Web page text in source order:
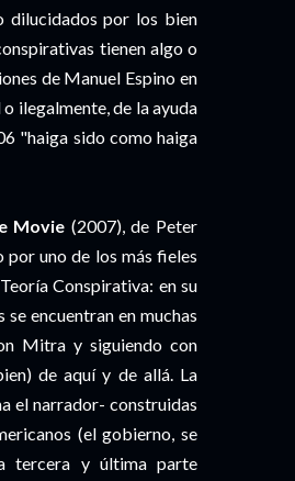
dilucidados por los bien
tienen algo o
de Manuel Espino en
ilegalmente, de la ayuda
"haiga sido como haiga
Movie (2007), de Peter
por uno de los más fieles
Conspirativa: en su
encuentran en muchas
Mitra y siguiendo con
de aquí y de allá. La
el narrador- construidas
(el gobierno, se
tercera y última parte